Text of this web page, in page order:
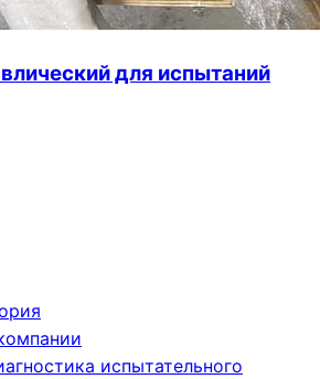
для испытаний
испытательного